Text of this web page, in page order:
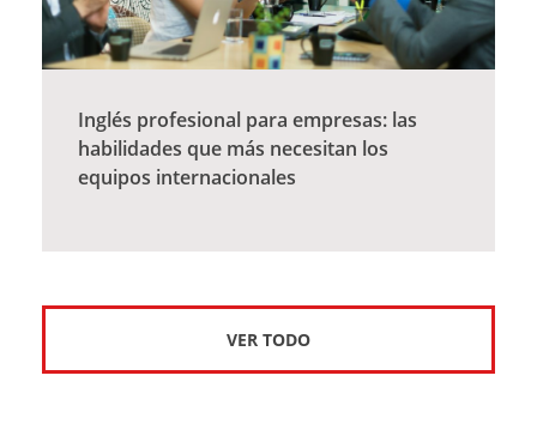
Inglés profesional para empresas: las
habilidades que más necesitan los
equipos internacionales
VER TODO